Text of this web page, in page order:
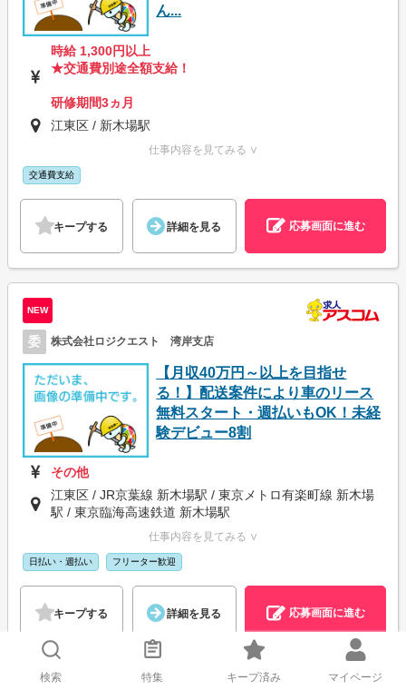
ん...
時給 1,300円以上
★交通費別途全額支給！
研修期間3ヵ月
江東区 / 新木場駅
仕事内容を見てみる ∨
交通費支給
キープする 詳細を見る 応募画面に進む
NEW
委 株式会社ロジクエスト 湾岸支店
【月収40万円～以上を目指せ
る！】配送案件により車のリース
無料スタート・週払いもOK！未経
験デビュー8割
その他
江東区 / JR京葉線 新木場駅 / 東京メトロ有楽町線 新木場
駅 / 東京臨海高速鉄道 新木場駅
仕事内容を見てみる ∨
日払い・週払い フリーター歓迎
キープする 詳細を見る 応募画面に進む
検索 特集 キープ済み マイページ